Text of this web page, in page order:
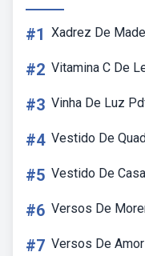
#1 Xadrez De
#2 Vitamina C De
#3 Vinha De Luz
#4 Vestido De
#5 Vestido De
#6 Versos De
#7 Versos De